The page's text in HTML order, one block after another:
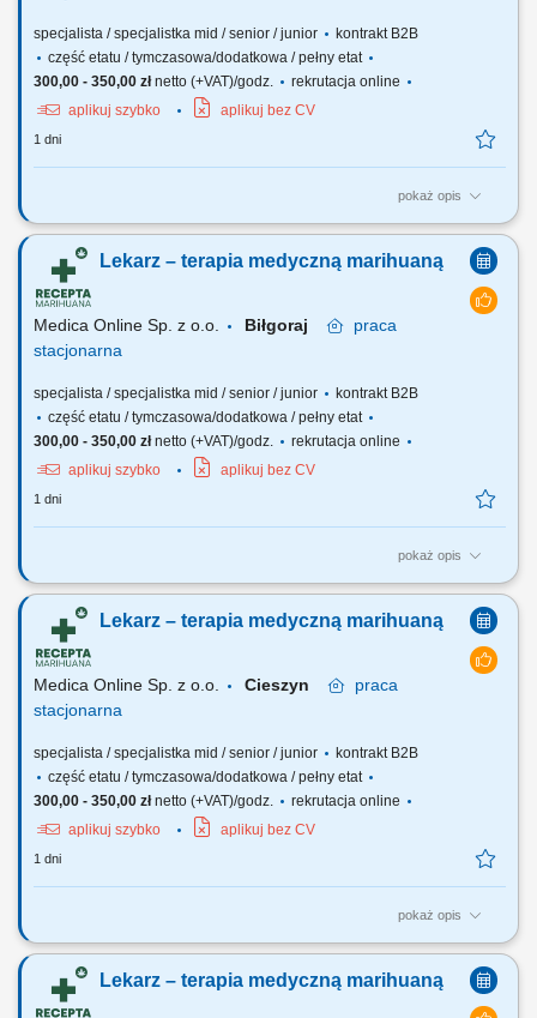
specjalista / specjalistka mid / senior / junior
kontrakt B2B
część etatu / tymczasowa/dodatkowa / pełny etat
300,00 - 350,00 złnetto (+VAT)/godz.
rekrutacja online
aplikuj szybko
aplikuj bez CV
1 dni
pokaż opis
Zapraszamy do współpracy z naszą firmą specjalizującą się w
medycznej marihuanie, działającej stacjonarnie. Poszukujemy
doświadczonych lekarzy i lekarek różnych specjalizacji, którzy są
otwarci na rozwój oraz poszerzanie wiedzy, aby dołączyć do naszego
zespołu jako tzn. Lekarz...
Lekarz – terapia medyczną marihuaną
Medica Online Sp. z o.o. Biłgoraj
praca
stacjonarna
specjalista / specjalistka mid / senior / junior
kontrakt B2B
część etatu / tymczasowa/dodatkowa / pełny etat
300,00 - 350,00 złnetto (+VAT)/godz.
rekrutacja online
aplikuj szybko
aplikuj bez CV
1 dni
pokaż opis
Zapraszamy do współpracy z naszą firmą specjalizującą się w
medycznej marihuanie, działającej stacjonarnie. Poszukujemy
doświadczonych lekarzy i lekarek różnych specjalizacji, którzy są
otwarci na rozwój oraz poszerzanie wiedzy, aby dołączyć do naszego
zespołu jako tzn. Lekarz...
Lekarz – terapia medyczną marihuaną
Medica Online Sp. z o.o. Cieszyn
praca
stacjonarna
specjalista / specjalistka mid / senior / junior
kontrakt B2B
część etatu / tymczasowa/dodatkowa / pełny etat
300,00 - 350,00 złnetto (+VAT)/godz.
rekrutacja online
aplikuj szybko
aplikuj bez CV
1 dni
pokaż opis
Zapraszamy do współpracy z naszą firmą specjalizującą się w
medycznej marihuanie, działającej stacjonarnie. Poszukujemy
doświadczonych lekarzy i lekarek różnych specjalizacji, którzy są
otwarci na rozwój oraz poszerzanie wiedzy, aby dołączyć do naszego
Lekarz – terapia medyczną marihuaną